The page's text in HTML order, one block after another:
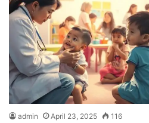
admin April 23, 2025 116